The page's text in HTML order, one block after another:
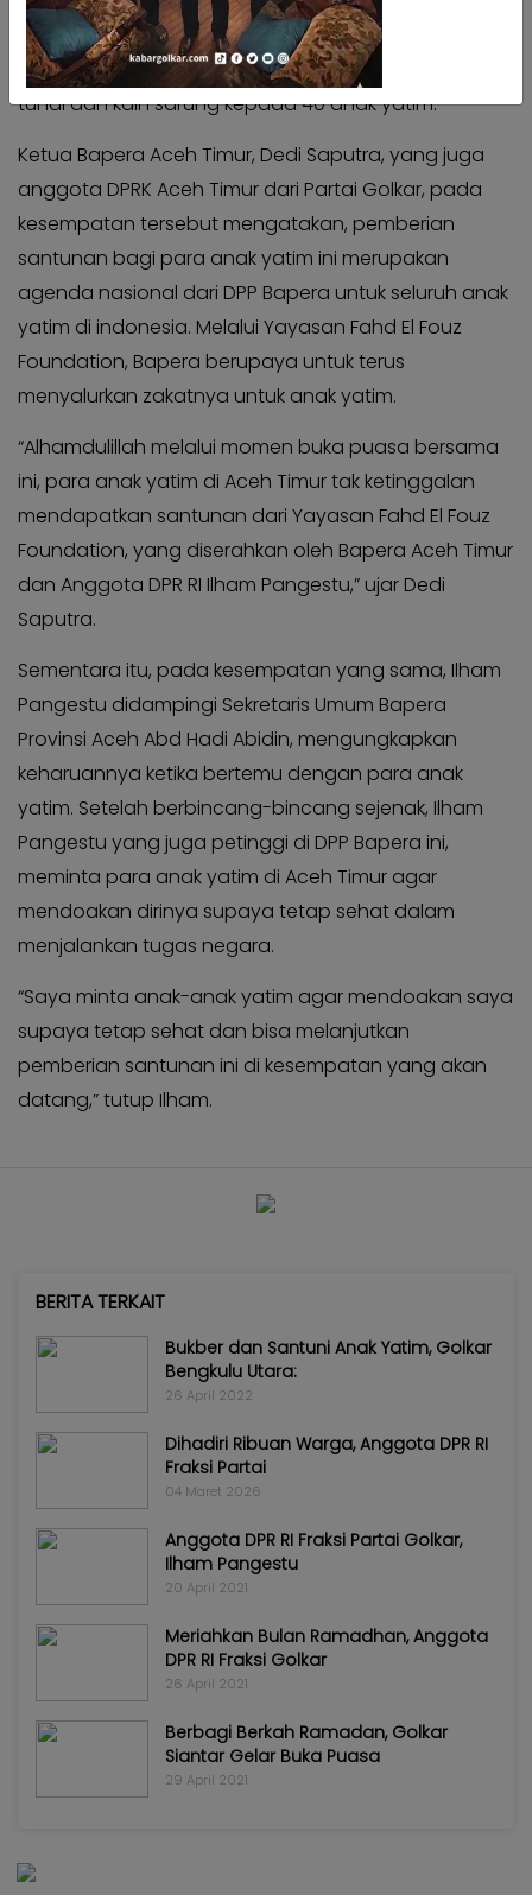
Kabar
Pilkada
Opini
Kader
Kabar
Kabar
Kabar
Kabinet
Kabar
UKM
Kabar
DPP
Pojok
Kabar
Photo
Kabar
Pilkada
Opini
Kader
Kabar
Kabar
Kabar
Kabinet
Kabar
UKM
Kabar
Pojok
Kagol
KABAR
berlangsung di Peureulak Aceh Timur ini, juga
dirangkai dengan pemberian santunan berupa uang
tunai dan kain sarung kepada 40 anak yatim.
Ketua Bapera Aceh Timur, Dedi Saputra, yang juga
anggota DPRK Aceh Timur dari Partai Golkar, pada
kesempatan tersebut mengatakan, pemberian
santunan bagi para anak yatim ini merupakan
agenda nasional dari DPP Bapera untuk seluruh anak
yatim di indonesia. Melalui Yayasan Fahd El Fouz
Foundation, Bapera berupaya untuk terus
menyalurkan zakatnya untuk anak yatim.
“Alhamdulillah melalui momen buka puasa bersama
ini, para anak yatim di Aceh Timur tak ketinggalan
mendapatkan santunan dari Yayasan Fahd El Fouz
Foundation, yang diserahkan oleh Bapera Aceh Timur
dan Anggota DPR RI Ilham Pangestu,” ujar Dedi
Saputra.
Sementara itu, pada kesempatan yang sama, Ilham
Pangestu didampingi Sekretaris Umum Bapera
Provinsi Aceh Abd Hadi Abidin, mengungkapkan
keharuannya ketika bertemu dengan para anak
yatim. Setelah berbincang-bincang sejenak, Ilham
Pangestu yang juga petinggi di DPP Bapera ini,
meminta para anak yatim di Aceh Timur agar
mendoakan dirinya supaya tetap sehat dalam
menjalankan tugas negara.
“Saya minta anak-anak yatim agar mendoakan saya
supaya tetap sehat dan bisa melanjutkan
pemberian santunan ini di kesempatan yang akan
datang,” tutup Ilham.
BERITA TERKAIT
Bukber dan Santuni Anak Yatim, Golkar
Bengkulu Utara:
26 April 2022
Dihadiri Ribuan Warga, Anggota DPR RI
Fraksi Partai
04 Maret 2026
Anggota DPR RI Fraksi Partai Golkar,
Ilham Pangestu
20 April 2021
Meriahkan Bulan Ramadhan, Anggota
DPR RI Fraksi Golkar
26 April 2021
Berbagi Berkah Ramadan, Golkar
Siantar Gelar Buka Puasa
29 April 2021